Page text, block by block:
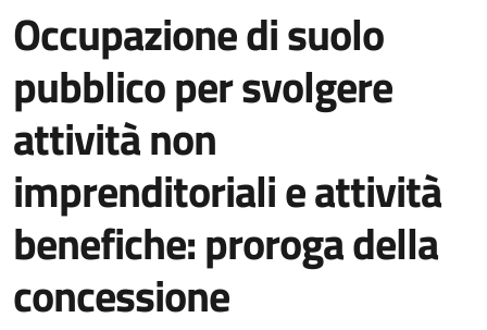
Occupazione di suolo
pubblico per svolgere
attività non
imprenditoriali e attività
benefiche: proroga della
concessione